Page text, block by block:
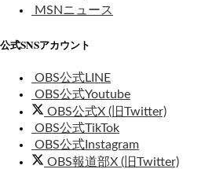
MSNニュース
公式SNSアカウント
OBS公式LINE
OBS公式Youtube
OBS公式X (旧Twitter)
OBS公式TikTok
OBS公式Instagram
OBS報道部X (旧Twitter)